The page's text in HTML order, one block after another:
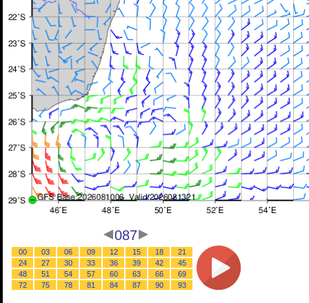
087
00 03 06 09 12 15 18
21
24
27 30 33 36 39 42
45
48
51 54 57 60 63 66
69
72
75 78 81 84 87 90 93